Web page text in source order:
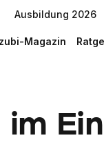
Ausbildung 2026
Magazin